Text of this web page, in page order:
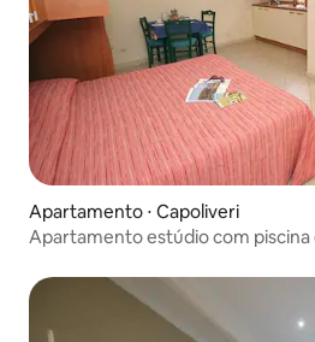
Apartamento ⋅ Capoliveri
Apartamento estúdio com piscina